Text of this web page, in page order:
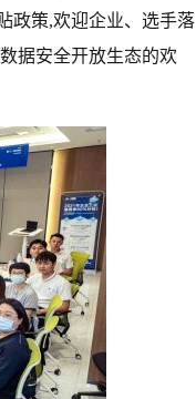
政策,欢迎企业、选手落
据安全开放生态的欢